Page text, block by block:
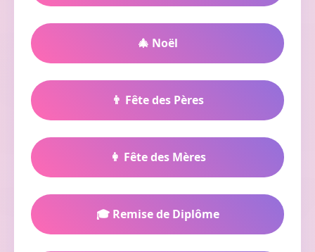
🎄 Noël
👨 Fête des Pères
👩 Fête des Mères
🎓 Remise de Diplôme